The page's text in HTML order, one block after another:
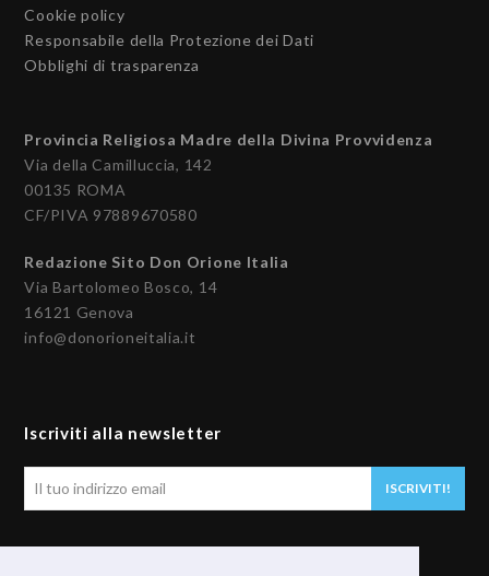
Cookie policy
Responsabile della Protezione dei Dati
Obblighi di trasparenza
Provincia Religiosa Madre della Divina Provvidenza
Via della Camilluccia, 142
00135 ROMA
CF/PIVA 97889670580
Redazione Sito Don Orione Italia
Via Bartolomeo Bosco, 14
16121 Genova
info@donorioneitalia.it
Iscriviti alla newsletter
ISCRIVITI!